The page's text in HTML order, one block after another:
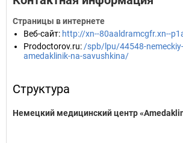
Страницы в интернете
Веб-сайт: http://xn--80aaldramcgfr.xn--
Prodoctorov.ru: /spb/lpu/44548-
amedaklinik-na-savushkina/
Структура
Немецкий медицинский центр